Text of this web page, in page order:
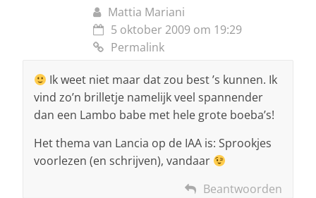
Mattia Mariani
5 oktober 2009 om 19:29
Permalink
Ik weet niet maar dat zou best ’s kunnen. Ik
vind zo’n brilletje namelijk veel spannender
dan een Lambo babe met hele grote boeba’s!
Het thema van Lancia op de IAA is: Sprookjes
voorlezen (en schrijven), vandaar
Beantwoorden